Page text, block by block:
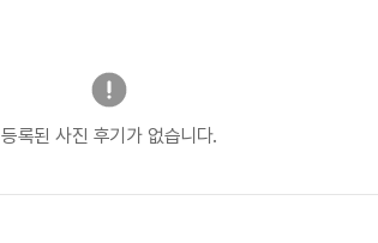
등록된 사진 후기가 없습니다.